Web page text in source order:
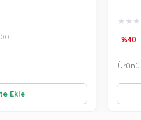
Ekle
★ ★ ★
%40
Ürünü